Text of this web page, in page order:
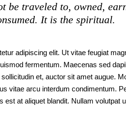
be traveled to, owned,
It is the spiritual.
adipiscing elit. Ut vitae feugiat
fermentum. Maecenas sed
et, auctor sit amet augue.
vitae arcu interdum condimentum.
est at aliquet blandit. Nullam volutpat